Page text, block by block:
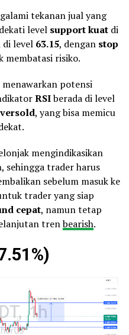
tekanan jual yang
level support kuat di
di level 63.15, dengan stop
membatasi risiko.
menawarkan potensi
RSIberada di level
, yang bisa memicu
mengindikasikan
sehingga trader harus
sebelum masuk ke
trader yang siap
cepat, namun tetap
trenbearish.